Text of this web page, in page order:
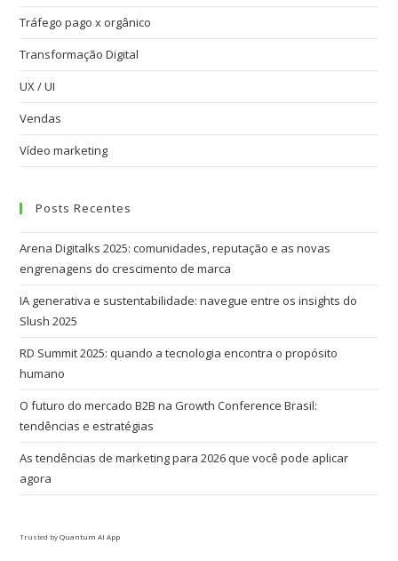
Tráfego pago x orgânico
Transformação Digital
UX / UI
Vendas
Vídeo marketing
Posts Recentes
Arena Digitalks 2025: comunidades, reputação e as novas
engrenagens do crescimento de marca
IA generativa e sustentabilidade: navegue entre os insights do
Slush 2025
RD Summit 2025: quando a tecnologia encontra o propósito
humano
O futuro do mercado B2B na Growth Conference Brasil:
tendências e estratégias
As tendências de marketing para 2026 que você pode aplicar
agora
Trusted byQuantum AI App